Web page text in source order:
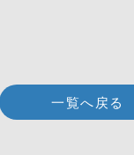
一覧へ戻る